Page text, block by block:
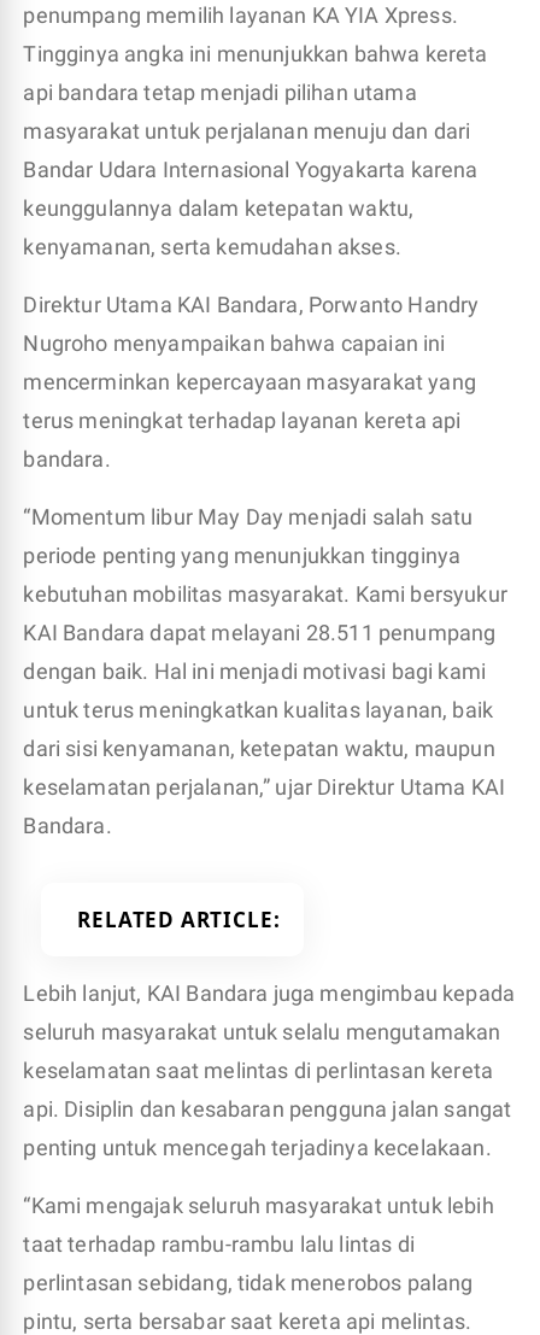
penumpang memilih layanan KA YIA Xpress.
Tingginya angka ini menunjukkan bahwa kereta
api bandara tetap menjadi pilihan utama
masyarakat untuk perjalanan menuju dan dari
Bandar Udara Internasional Yogyakarta karena
keunggulannya dalam ketepatan waktu,
kenyamanan, serta kemudahan akses.
Direktur Utama KAI Bandara, Porwanto Handry
Nugroho menyampaikan bahwa capaian ini
mencerminkan kepercayaan masyarakat yang
terus meningkat terhadap layanan kereta api
bandara.
“Momentum libur May Day menjadi salah satu
periode penting yang menunjukkan tingginya
kebutuhan mobilitas masyarakat. Kami bersyukur
KAI Bandara dapat melayani 28.511 penumpang
dengan baik. Hal ini menjadi motivasi bagi kami
untuk terus meningkatkan kualitas layanan, baik
dari sisi kenyamanan, ketepatan waktu, maupun
keselamatan perjalanan,” ujar Direktur Utama KAI
Bandara.
RELATED ARTICLE
Lebih lanjut, KAI Bandara juga mengimbau kepada
seluruh masyarakat untuk selalu mengutamakan
keselamatan saat melintas di perlintasan kereta
api. Disiplin dan kesabaran pengguna jalan sangat
penting untuk mencegah terjadinya kecelakaan.
“Kami mengajak seluruh masyarakat untuk lebih
taat terhadap rambu-rambu lalu lintas di
perlintasan sebidang, tidak menerobos palang
pintu, serta bersabar saat kereta api melintas.